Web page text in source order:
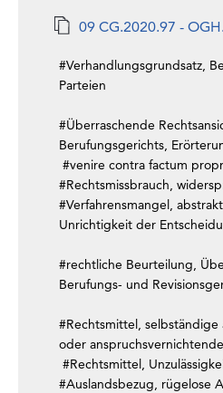
09 CG.2020.97 -
#Verhandlungsgrundsatz,
Parteien
#Überraschende
Berufungsgerichts,
#venire contra factum
#Rechtsmissbrauch,
#Verfahrensmangel,
Unrichtigkeit der
#rechtliche Beurteilung,
Berufungs- und
#Rechtsmittel,
oder
#Rechtsmittel,
#Auslandsbezug, rügelose